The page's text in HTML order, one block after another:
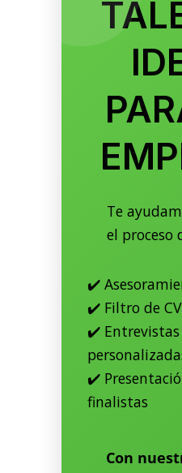
Te
el proceso
✔️
✔️ Filtro de CV
✔️ Entrevistas
✔️
finalistas
Con